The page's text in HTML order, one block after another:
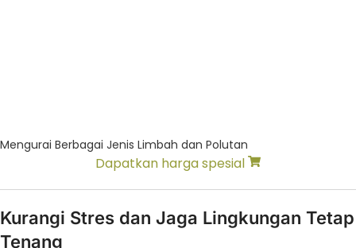
Mengurai Berbagai Jenis Limbah dan Polutan
Dapatkan harga spesial
Kurangi Stres dan Jaga Lingkungan Tetap
Tenang